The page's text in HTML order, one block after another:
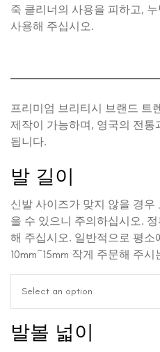
죽 클리너의 사용을 피하고,
사용해 주십시오.
프리미엄 브리티시 브랜드 트
제작이 가능하며, 영국의 전
됩니다.
발 길이
신발 사이즈가 맞지 않을 경우
을 수 있으니 주의하십시오.
해 주십시오. 일반적으로 평
10mm~15mm 작게 주문해 주
Select an option
발볼 넓이